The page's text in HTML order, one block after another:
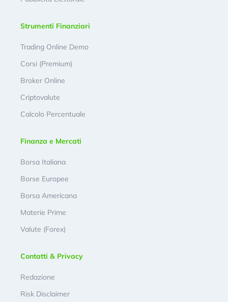
Strumenti Finanziari
Trading Online Demo
Corsi (Premium)
Broker Online
Criptovalute
Calcolo Percentuale
Finanza e Mercati
Borsa Italiana
Borse Europee
Borsa Americana
Materie Prime
Valute (Forex)
Contatti & Privacy
Redazione
Risk Disclaimer